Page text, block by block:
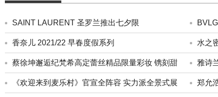
SAINT LAURENT 圣罗兰推出七夕限
香奈儿 2021/22 早春度假系列 水之
蔡徐坤邂逅纪梵希高定蕾丝精品限量彩妆 镌刻甜 雅诗
《欢迎来到麦乐村》官宣全阵容 实力派全景式展 郑允